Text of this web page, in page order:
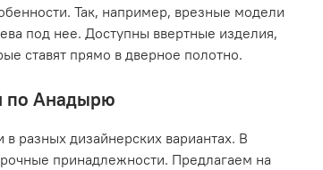
Так, например, врезные модели
под нее. Доступны ввертные изделия,
ставят прямо в дверное полотно.
по Анадырю
разных дизайнерских вариантах. В
принадлежности. Предлагаем на